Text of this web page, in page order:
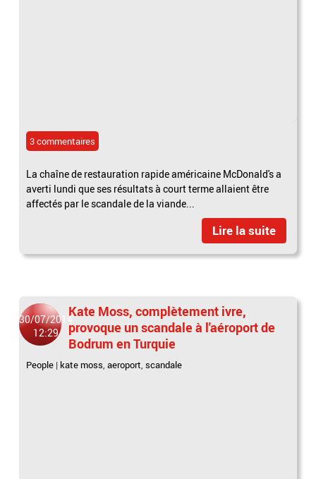
3 commentaires
La chaîne de restauration rapide américaine McDonald's a
averti lundi que ses résultats à court terme allaient être
affectés par le scandale de la viande...
Lire la suite
30/07/2014
12:29
Kate Moss, complètement ivre,
provoque un scandale à l'aéroport de
Bodrum en Turquie
People | kate moss,aeroport,scandale